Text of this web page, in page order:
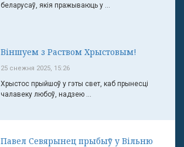
беларусаў, якія пражываюць у ...
Віншуем з Раством Хрыстовым!
25 снежня 2025, 15:26
Хрыстос прыйшоў у гэты свет, каб прынесці
чалавеку любоў, надзею ...
Павел Севярынец прыбыў у Вільню